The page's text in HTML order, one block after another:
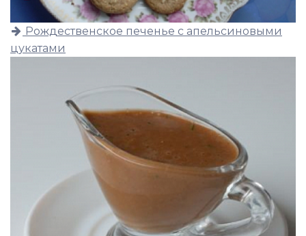
Рождественское печенье с апельсиновыми
цукатами